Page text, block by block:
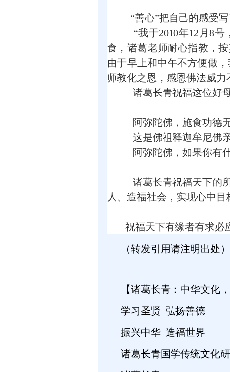
“善心”把自己的感受写
“我于2010年12月8号
食，诸葛老师耐心指教，
由于早上和中午不方便做
师教化之恩，感恩佛法威力
诸葛长青祝福这位好
阿弥陀佛，施食功德
这是佛祖释迦牟尼佛
阿弥陀佛，如果你有
诸葛长青祝福天下的
人、造福社会，实现心中目
祝福天下有缘者有求必
（转发引用请注明出处）
【诸葛长青：中华文化
学习圣贤 弘扬善德
振兴中华 造福世界
诸葛长青国学传统文化